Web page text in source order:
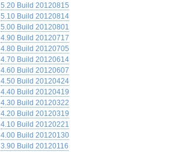
5.20 Build 20120815
5.10 Build 20120814
5.00 Build 20120801
4.90 Build 20120717
4.80 Build 20120705
4.70 Build 20120614
4.60 Build 20120607
4.50 Build 20120424
4.40 Build 20120419
4.30 Build 20120322
4.20 Build 20120319
4.10 Build 20120221
4.00 Build 20120130
3.90 Build 20120116